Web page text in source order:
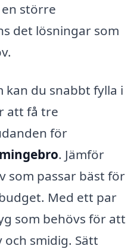
större
det lösningar som
du snabbt fylla i
att få tre
för
. Jämför
som passar bäst för
Med ett par
som behövs för att
smidig. Sätt